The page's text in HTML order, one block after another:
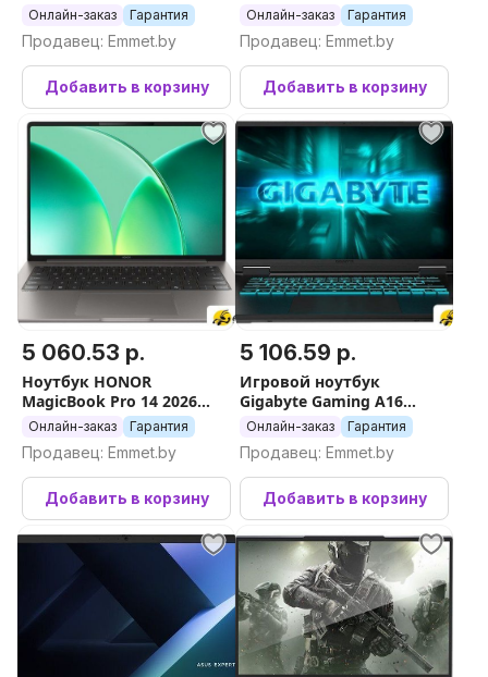
Онлайн-заказ Гарантия
Продавец: Emmet.by
Добавить в корзину
Онлайн-заказ Гарантия
Продавец: Emmet.by
Добавить в корзину
5 060.53 р.
Ноутбук HONOR
MagicBook Pro 14 2026
ZQC-P 5301ATEN
Онлайн-заказ Гарантия
Продавец: Emmet.by
Добавить в корзину
5 106.59 р.
Игровой ноутбук
Gigabyte Gaming A16
GA63H 3VHK3EE893SD
Онлайн-заказ Гарантия
Продавец: Emmet.by
Добавить в корзину